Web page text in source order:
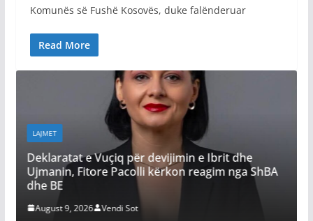
Komunës së Fushë Kosovës, duke falënderuar
Read More
e Vuçiq për devijimin e Ibrit dhe
Fitore Pacolli kërkon reagim nga ShBA
9, 2026 Vendi Sot
kthyer